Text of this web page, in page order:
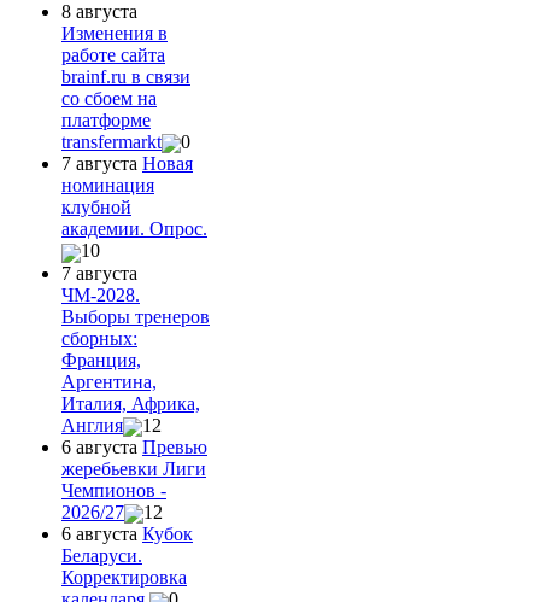
8 августа
Изменения в
работе сайта
brainf.ru в связи
со сбоем на
платформе
transfermarkt
0
7 августа Новая
номинация
клубной
академии. Опрос.
10
7 августа
ЧМ-2028.
Выборы тренеров
сборных:
Франция,
Аргентина,
Италия, Африка,
Англия
12
6 августа Превью
жеребьевки Лиги
Чемпионов -
2026/27
12
6 августа Кубок
Беларуси.
Корректировка